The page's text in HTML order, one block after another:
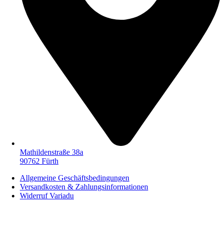
Mathildenstraße 38a
90762 Fürth
Allgemeine Geschäftsbedingungen
Versandkosten & Zahlungsinformationen
Widerruf Variadu